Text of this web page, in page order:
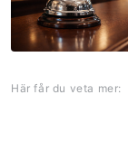
Här får du veta mer: